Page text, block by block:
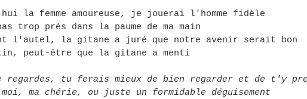
la femme amoureuse, je jouerai l'homme fidèle
trop près dans la paume de ma main
l'autel, la gitane a juré que notre avenir serait bon
peut-être que la gitane a menti
regardes, tu ferais mieux de bien regarder et de t'y
ma chérie, ou juste un formidable déguisement